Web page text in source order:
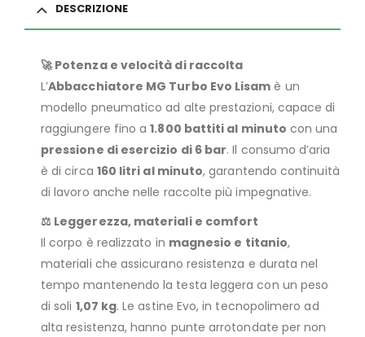
DESCRIZIONE
🚀 Potenza e velocità di raccolta
L’Abbacchiatore MG Turbo Evo Lisam è un
modello pneumatico ad alte prestazioni, capace di
raggiungere fino a1.800 battiti al minuto con una
pressione di esercizio di 6 bar. Il consumo d’aria
è di circa 160 litri al minuto, garantendo continuità
di lavoro anche nelle raccolte più impegnative.
⚖️ Leggerezza, materiali e comfort
Il corpo è realizzato in magnesio e titanio,
materiali che assicurano resistenza e durata nel
tempo mantenendo la testa leggera con un peso
di soli 1,07 kg. Le astine Evo, in tecnopolimero ad
alta resistenza, hanno punte arrotondate per non